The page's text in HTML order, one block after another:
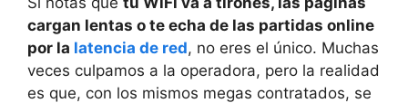
cargan lentas o te echa de las partidas online
por la latencia de red, no eres el único. Muchas
veces culpamos a la operadora, pero la realidad
es que, con los mismos megas contratados, se